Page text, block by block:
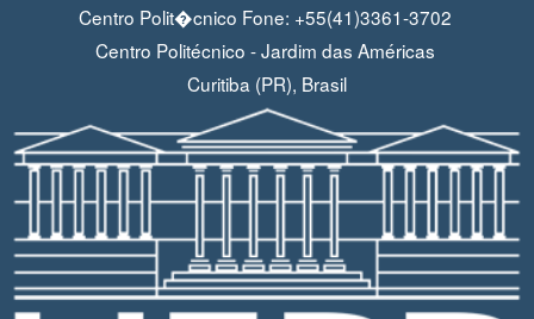
Centro Polit�cnico Fone: +55(41)3361-3702
Centro Politécnico - Jardim das Américas
Curitiba (PR), Brasil